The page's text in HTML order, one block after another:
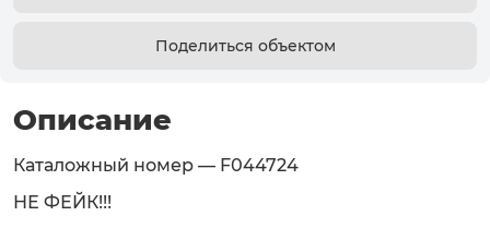
Поделиться объектом
Описание
Каталожный номер — F044724
НЕ ФЕЙК!!!